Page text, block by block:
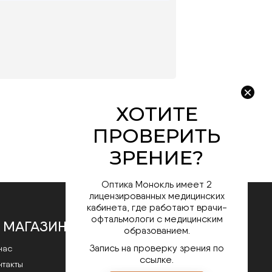
Оптика Монокль имеет 2
лицензированных медицинских
кабинета, где работают врачи-
офтальмологи с медицинским
образованием.
Запись на проверку зрения по
ссылке.